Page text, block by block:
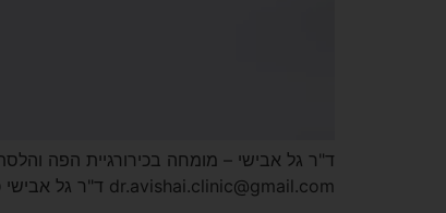
dr.avishai.clinic@gmail.com ד"ר גל אבישי כרטיס ביקור מפות הגעה